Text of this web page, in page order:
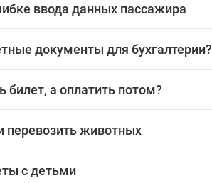
ввода данных пассажира
документы для бухгалтерии?
билет, а оплатить потом?
перевозить животных
с детьми